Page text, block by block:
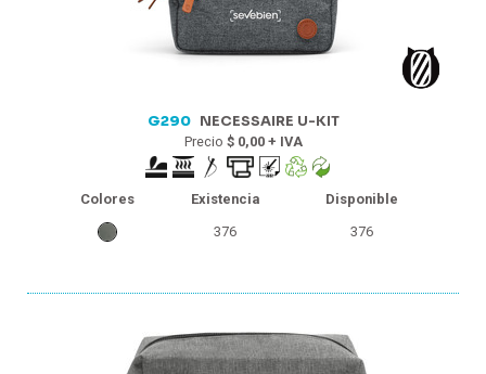
G290 NECESSAIRE U-KIT
Precio $ 0,00 + IVA
Colores Existencia
Disponible
376
376